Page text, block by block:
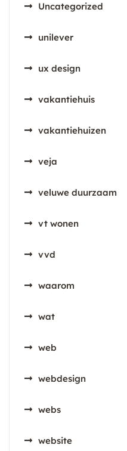
Uncategorized
unilever
ux design
vakantiehuis
vakantiehuizen
veja
veluwe duurzaam
vt wonen
vvd
waarom
wat
web
webdesign
webs
website